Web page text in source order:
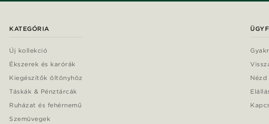
KATEGÓRIA
Új kollekció
Ékszerek és karórák
Kiegészítők öltönyhöz
Táskák & Pénztárcák
Ruházat és fehérnemű
Szemüvegek